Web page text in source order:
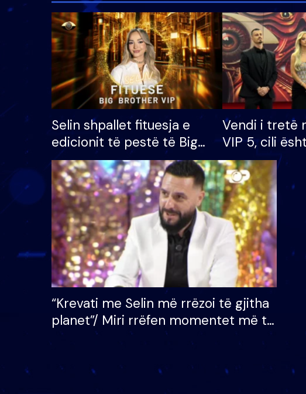
Selin shpallet fituesja e
edicionit të pestë të Big
Brother VIP, rrëmben
çmimin e madh prej 100
mijë eurosh
Vendi i tretë
VIP 5, cili
radhës që lë
“Krevati me Selin më rrëzoi të gjitha
planet”/ Miri rrëfen momentet më të
bukura në shtëpinë e BB VIP: Do më